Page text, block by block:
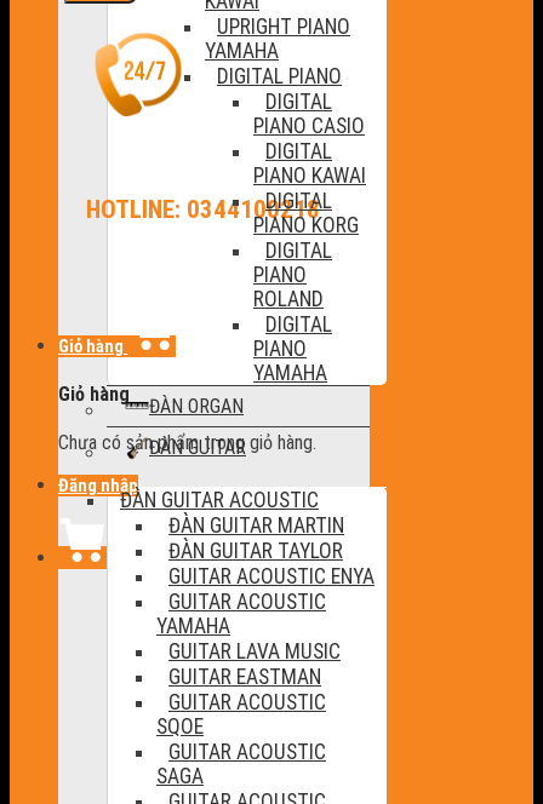
HOTLINE: 0344100218
Giỏ hàng
Giỏ hàng
Chưa có sản phẩm trong giỏ hàng.
Đăng nhập
UPRIGHT PIANO
YAMAHA
DIGITAL PIANO
DIGITAL
PIANO CASIO
DIGITAL
PIANO KAWAI
DIGITAL
PIANO KORG
DIGITAL
PIANO
ROLAND
DIGITAL
PIANO
YAMAHA
ĐÀN ORGAN
ĐÀN GUITAR
ĐÀN GUITAR ACOUSTIC
ĐÀN GUITAR MARTIN
ĐÀN GUITAR TAYLOR
GUITAR ACOUSTIC ENYA
GUITAR ACOUSTIC
YAMAHA
GUITAR LAVA MUSIC
GUITAR EASTMAN
GUITAR ACOUSTIC
SQOE
GUITAR ACOUSTIC
SAGA